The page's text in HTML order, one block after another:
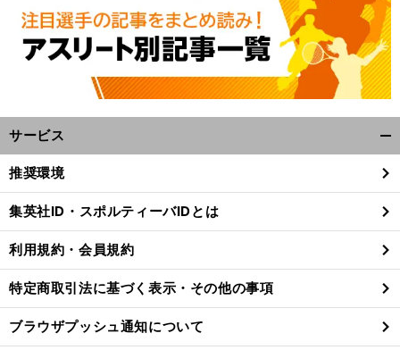
前
へ
サービス
閉
る
推奨環境
集英社ID・スポルティーバIDとは
利用規約・会員規約
特定商取引法に基づく表示・その他の事項
ブラウザプッシュ通知について